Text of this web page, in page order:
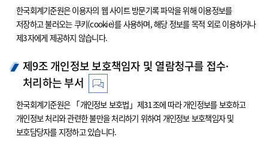
한국회계기준원은 이용자의 웹 사이트 방문기록 파악을 위해 이용정보를
저장하고 불러오는 쿠키(cookie)를 사용하며, 해당 정보를 목적 외로 이용하거나
제3자에게 제공하지 않습니다.
제9조 개인정보 보호책임자 및 열람청구를 접수·
처리하는 부서
한국회계기준원은 「개인정보 보호법」제31조에 따라 개인정보를 보호하고
개인정보 처리와 관련한 불만을 처리하기 위하여 개인정보 보호책임자 및
보호담당자를 지정하고 있습니다.